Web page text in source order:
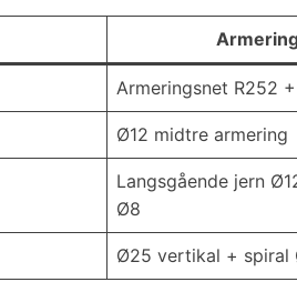
Armeringsnet R252
Ø12 midtre armering
Langsgående jern
Ø8
Ø25 vertikal + spiral